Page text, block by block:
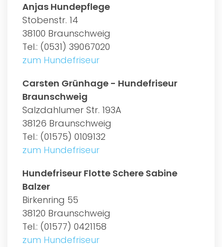
Anjas Hundepflege
Stobenstr. 14
38100 Braunschweig
Tel.: (0531) 39067020
zum Hundefriseur
Carsten Grünhage - Hundefriseur
Braunschweig
Salzdahlumer Str. 193A
38126 Braunschweig
Tel.: (01575) 0109132
zum Hundefriseur
Hundefriseur Flotte Schere Sabine
Balzer
Birkenring 55
38120 Braunschweig
Tel.: (01577) 0421158
zum Hundefriseur